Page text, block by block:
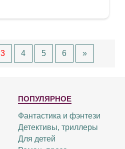
3 4 5 6 »
ПОПУЛЯРНОЕ
Фантастика и фэнтези
Детективы, триллеры
Для детей